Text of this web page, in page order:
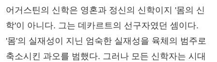
어거스틴의 신학은 영혼과 정신의 신학이지 '몸의 신
학'이 아니다. 그는 데카르트의 선구자였던 셈이다.
'몸'의 실재성이 지닌 엄숙한 실재성을 육체의 범주로
축소시킨 과오를 범했다. 그러나 모든 신학자는 시대